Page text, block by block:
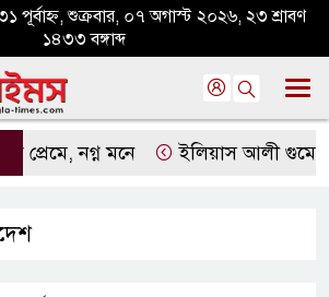
পূর্বাহ্ন, শুক্রবার, ০৭ অগাস্ট ২০২৬, ২৩ শ্রাবণ
১৪৩৩ বঙ্গাব্দ
নগ্ন মনে ইলিয়াস আলী গুমের